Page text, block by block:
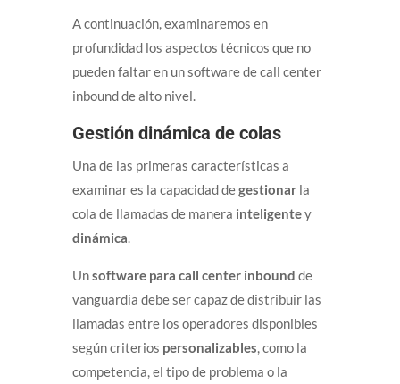
A continuación, examinaremos en
profundidad los aspectos técnicos que no
pueden faltar en un software de call center
inbound de alto nivel.
Gestión dinámica de colas
Una de las primeras características a
examinar es la capacidad degestionarla
cola de llamadas de manera inteligentey
dinámica.
Unsoftware para call center inbound de
vanguardia debe ser capaz de distribuir las
llamadas entre los operadores disponibles
según criterios personalizables, como la
competencia, el tipo de problema o la